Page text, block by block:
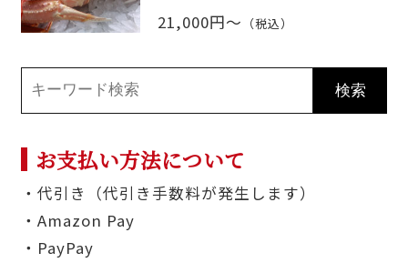
21,000円～ （税込）
お支払い方法について
・代引き（代引き手数料が発生します）
・Amazon Pay
・PayPay